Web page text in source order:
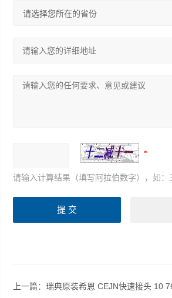
请输入计算结果（填写阿拉伯数字），如：
上一篇：瑞典原装希恩 CEJN快速接头 10